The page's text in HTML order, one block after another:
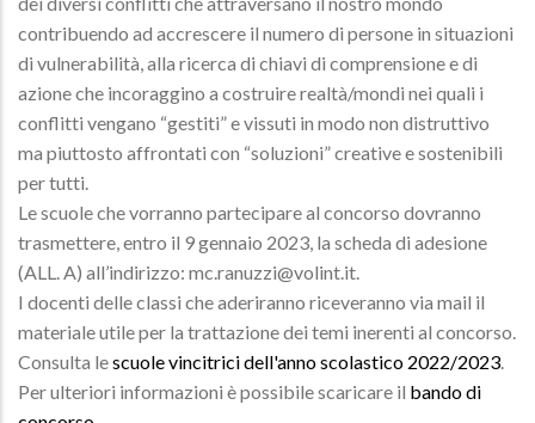
contribuendo ad accrescere il numero di persone in situazioni
di vulnerabilità, alla ricerca di chiavi di comprensione e di
azione che incoraggino a costruire realtà/mondi nei quali i
conflitti vengano “gestiti” e vissuti in modo non distruttivo
ma piuttosto affrontati con “soluzioni” creative e sostenibili
per tutti.
Le scuole che vorranno partecipare al concorso dovranno
trasmettere, entro il 9 gennaio 2023, la scheda di adesione
(ALL. A) all’indirizzo: mc.ranuzzi@volint.it.
I docenti delle classi che aderiranno riceveranno via mail il
materiale utile per la trattazione dei temi inerenti al concorso.
Consulta lescuole vincitrici dell'anno scolastico 2022/2023
Per ulteriori informazioni è possibile scaricare il bando di